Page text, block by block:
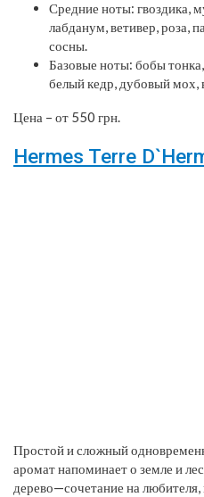
Средние ноты: гвоздика,
лабданум, ветивер, роза,
сосны.
Базовые ноты: бобы
белый кедр, дубовый мох,
Цена – от 550 грн.
Hermes Terre
Простой и сложный
аромат напоминает о земле и
дерево—сочетание на